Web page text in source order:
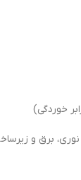
نوری، برق و